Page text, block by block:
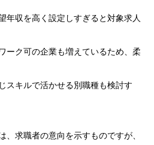
年収を高く設定しすぎると対象求人
ーク可の企業も増えているため、柔
スキルで活かせる別職種も検討す
、求職者の意向を示すものですが、